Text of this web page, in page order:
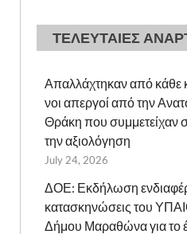
ΤΕΛΕΥΤΑΙΕΣ
Απαλλάχτηκαν από κάθε
νοι απεργοί από την
Θράκη που συμμετείχαν
την αξιολόγηση
July 24, 2026
ΔΟΕ: Εκδήλωση
κατασκηνώσεις του
Δήμου Μαραθώνα για το